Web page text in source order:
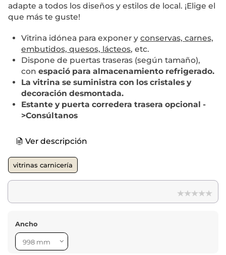
adapte a todos los diseños y estilos de local. ¡Elige el
que más te guste!
Vitrina idónea para exponer y conservas, carnes,
embutidos, quesos, lácteos, etc.
Dispone de puertas traseras (según tamaño),
con espació para almacenamiento refrigerado.
La vitrina se suministra con los cristales y
decoración desmontada.
Estante y puerta corredera trasera opcional -
>Consúltanos
Ver descripción
vitrinas carnicería
Ancho